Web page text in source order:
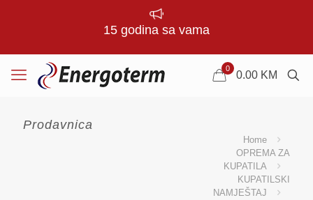
15 godina sa vama
0
0.00 KM
Prodavnica
Home
OPREMA ZA
KUPATILA
KUPATILSKI
NAMJEŠTAJ